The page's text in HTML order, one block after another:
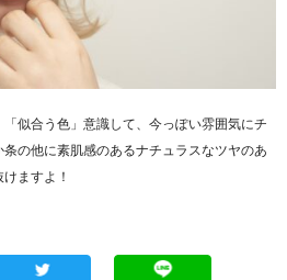
「似合う色」意識して、今っぽい雰囲気にチ
の他に素肌感のあるナチュラスなツヤのあ
ますよ！